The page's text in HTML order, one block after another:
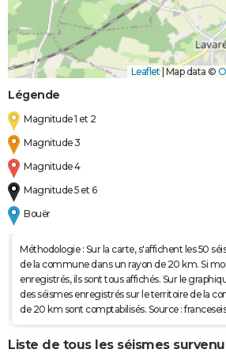
Leaflet | Map data ©
Légende
Magnitude 1 et 2
Magnitude 3
Magnitude 4
Magnitude 5 et 6
Bouër
Méthodologie : Sur la carte, s'affichent les 50
de la commune dans un rayon de 20 km. Si
enregistrés, ils sont tous affichés. Sur le
des séismes enregistrés sur le territoire de la
de 20 km sont comptabilisés. Source :
Liste de tous les séismes